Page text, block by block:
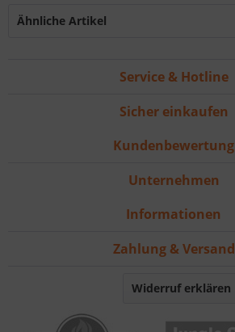
Ähnliche Artikel
Service & Hotline
Sicher einkaufen
Kundenbewertung
Unternehmen
Informationen
Zahlung & Versand
Widerruf erklären